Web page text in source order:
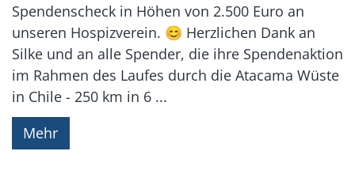
Spendenscheck in Höhen von 2.500 Euro an
unseren Hospizverein. 😊 Herzlichen Dank an
Silke und an alle Spender, die ihre Spendenaktion
im Rahmen des Laufes durch die Atacama Wüste
in Chile - 250 km in 6 ...
Mehr